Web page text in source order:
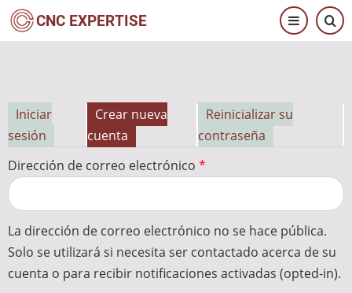
Pasar
CNC EXPERTISE
Solapas
principales
Iniciar
sesión
Crear nueva
cuenta
Reinicializar su
contraseña
Dirección de correo electrónico
La dirección de correo electrónico no se hace pública.
Solo se utilizará si necesita ser contactado acerca de su
cuenta o para recibir notificaciones activadas (opted-in).